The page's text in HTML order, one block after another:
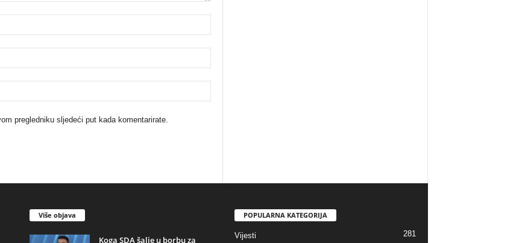
pregledniku sljedeći put kada komentarirate.
Više objava
​Koga SDA šalje u borbu za
POPULARNA KATEGORIJA
Vijesti 281